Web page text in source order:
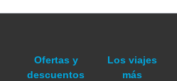
Ofertas y
descuentos
Los viajes
más